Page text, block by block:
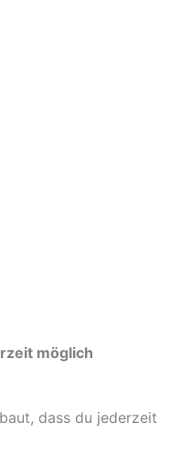
möglich
dass du jederzeit